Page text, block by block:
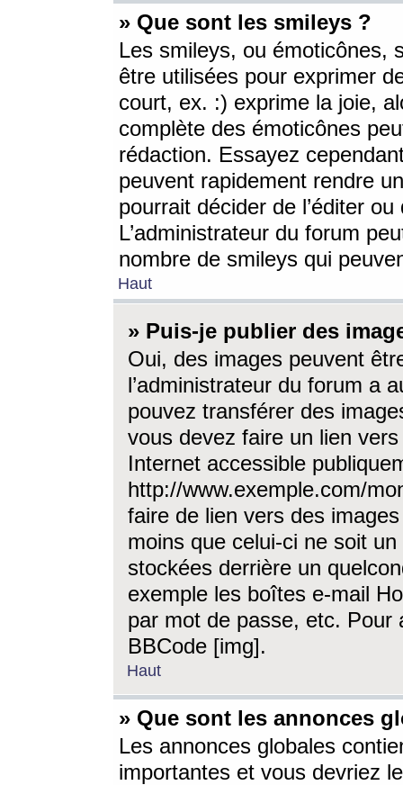
» Que sont les smileys ?
Les smileys, ou émoticônes,
être utilisées pour exprimer
court, ex. :) exprime la joie,
complète des émoticônes
rédaction. Essayez
peuvent rapidement rendre
pourrait décider de l’éditer
L’administrateur du forum
nombre de smileys qui
Haut
» Puis-je publier des
Oui, des images peuvent
l’administrateur du forum a
pouvez transférer des
vous devez faire un lien
Internet accessible
http://www.exemple.com/
faire de lien vers des
moins que celui-ci ne soit
stockées derrière un
exemple les boîtes e-mail
par mot de passe, etc. Pour
BBCode [img].
Haut
» Que sont les annonces
Les annonces globales
importantes et vous devriez